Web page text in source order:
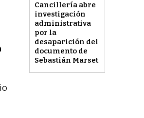
Cancillería abre
investigación
administrativa
por la
desaparición del
documento de
Sebastián Marset